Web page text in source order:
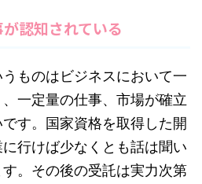
認知されている
ものはビジネスにおいて一
一定量の仕事、市場が確立
す。国家資格を取得した開
行けば少なくとも話は聞い
。その後の受託は実力次第